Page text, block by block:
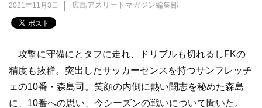
2021年11月3日 広島アスリートマガジン編集部
攻撃に守備にとタフに走れ、ドリブルも切れるしFKの
精度も抜群。突出したサッカーセンスを持つサンフレッチ
ェの10番・森島司。笑顔の内側に熱い闘志を秘めた森島
に、10番への思い、今シーズンの戦いについて聞いた。